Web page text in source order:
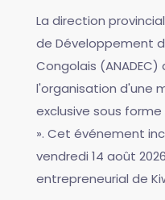
La direction
de Développement
Congolais
l'organisation d'une
exclusive sous
». Cet événement
vendredi 14 août
entrepreneurial de